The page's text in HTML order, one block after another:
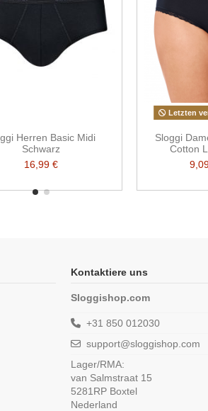
Herren Basic Midi
Schwarz
16,99 €
Letzten
Sloggi
Cotton
Kontaktiere uns
Sloggishop.com
+31 850 012030
support@sloggishop.com
Lager/RMA:
van Salmstraat 15
5281RP Boxtel
Nederland